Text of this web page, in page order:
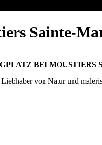
Sainte-
BEI MOUSTIERS
von Natur und